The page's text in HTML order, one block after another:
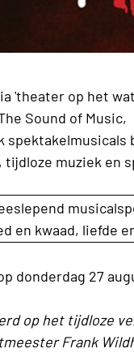
'theater op het
Sound of Music,
muziek en
en kwaad, liefde
donderdag 27
op het tijdloze
Frank